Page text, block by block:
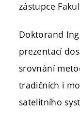
zástupce
Doktorand
prezentací
srovnání
tradičních i
satelitního